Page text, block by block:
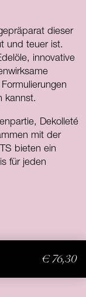
dieser
und teuer ist.
innovative
kannst.
Dekolleté
mit der
bieten ein
für jeden
€ 76,30